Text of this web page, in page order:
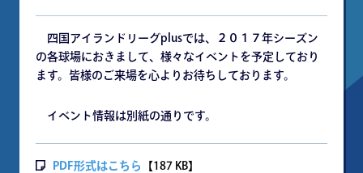
四国アイランドリーグplusでは、２０１７年シーズン
の各球場におきまして、様々なイベントを予定しており
ます。皆様のご来場を心よりお待ちしております。
イベント情報は別紙の通りです。
PDF形式はこちら 【187 KB】